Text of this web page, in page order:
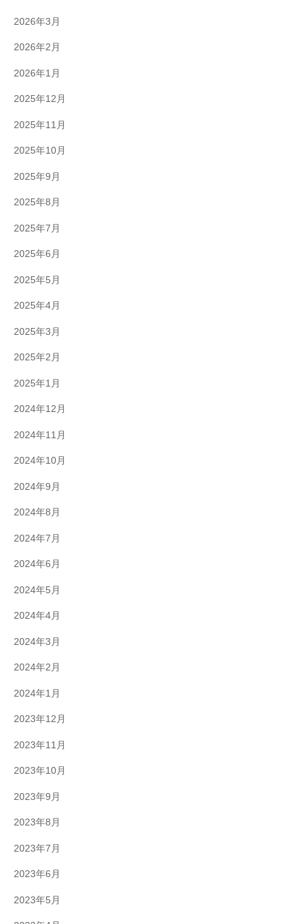
2026年3月
2026年2月
2026年1月
2025年12月
2025年11月
2025年10月
2025年9月
2025年8月
2025年7月
2025年6月
2025年5月
2025年4月
2025年3月
2025年2月
2025年1月
2024年12月
2024年11月
2024年10月
2024年9月
2024年8月
2024年7月
2024年6月
2024年5月
2024年4月
2024年3月
2024年2月
2024年1月
2023年12月
2023年11月
2023年10月
2023年9月
2023年8月
2023年7月
2023年6月
2023年5月